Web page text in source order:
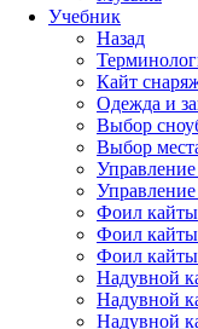
Учебник
Назад
Кайт
Одежда и
Выбор
Выбор
Фоил кайты
Фоил
Фоил
Надувной
Надувной
Надувной